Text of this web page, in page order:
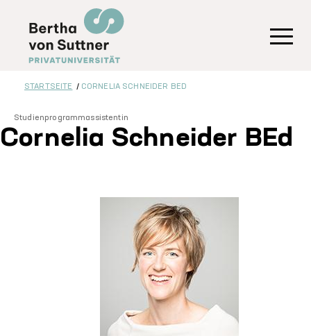
Inhalt
STARTSEITE CORNELIA SCHNEIDER BED
Studienprogrammassistentin
Cornelia Schneider BEd